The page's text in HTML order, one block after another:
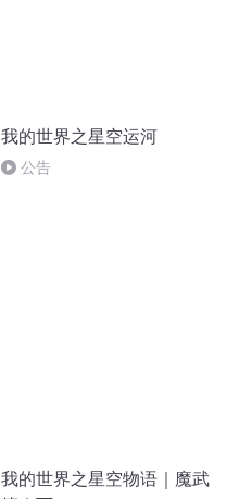
我的世界之星空运河
公告
我的世界之星空物语｜魔武